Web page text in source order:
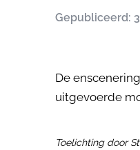
Gepubliceerd:
De
uitgevoerde
Toelichting door